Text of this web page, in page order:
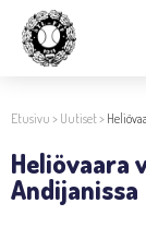
Etusivu > Uutiset>
Heliövaara
Andijanissa